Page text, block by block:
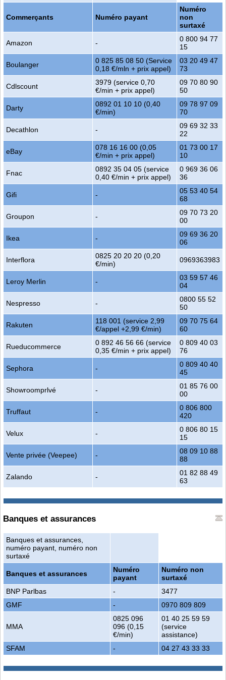
Commerçants Numéro payant
Numéro
non
surtaxé
Amazon -
0 800 94 77
15
Boulanger
0 825 85 08 50 (Service
0,18 €/mln + prix appel)
03 20 49 47
73
Cdlscount
3979 (service 0,70
€/min + prix appel)
09 70 80 90
50
Darty
0892 01 10 10 (0,40
€/min)
09 78 97 09
70
Decathlon -
09 69 32 33
22
eBay
078 16 16 00 (0,05
€/min + prix appel)
01 73 00 17
10
Fnac
0892 35 04 05 (service
0,40 €/min + prix appel)
0 969 36 06
36
Gifi -
05 53 40 54
68
Groupon -
09 70 73 20
00
Ikea -
09 69 36 20
06
Interflora
0825 20 20 20 (0,20
€/min)
0969363983
Leroy Merlin -
03 59 57 46
04
Nespresso -
0800 55 52
50
Rakuten
118 001 (service 2,99
€/appel +2,99 €/min)
09 70 75 64
60
Rueducommerce
0 892 46 56 66 (service
0,35 €/min + prix appel)
0 809 40 03
76
Sephora -
0 809 40 40
45
Showroomprlvé -
01 85 76 00
00
Truffaut -
0 806 800
420
Velux -
0 806 80 15
15
Vente privée (Veepee) -
08 09 10 88
88
Zalando -
01 82 88 49
63
Banques et assurances
Banques et assurances,
numéro payant, numéro non
surtaxé
Banques et assurances
Numéro
payant
Numéro non
surtaxé
BNP Parlbas
-
3477
GMF
- 0970 809 809
MMA
0825 096
096 (0,15
€/min)
01 40 25 59 59
(service
assistance)
SFAM
- 04 27 43 33 33